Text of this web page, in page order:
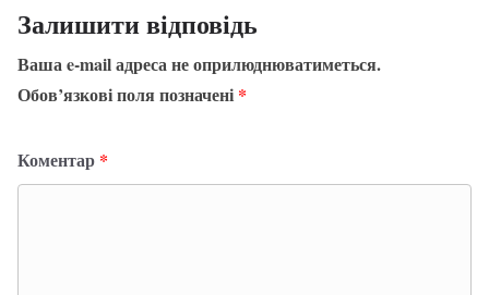
Залишити відповідь
Ваша e-mail адреса не оприлюднюватиметься.
Обов’язкові поля позначені *
Коментар *